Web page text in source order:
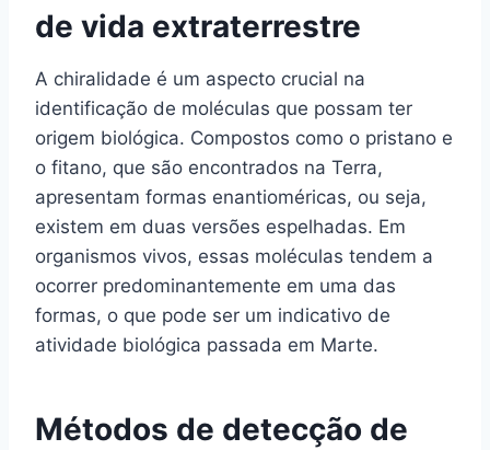
de vida extraterrestre
A chiralidade é um aspecto crucial na
identificação de moléculas que possam ter
origem biológica. Compostos como o pristano e
o fitano, que são encontrados na Terra,
apresentam formas enantioméricas, ou seja,
existem em duas versões espelhadas. Em
organismos vivos, essas moléculas tendem a
ocorrer predominantemente em uma das
formas, o que pode ser um indicativo de
atividade biológica passada em Marte.
Métodos de detecção de